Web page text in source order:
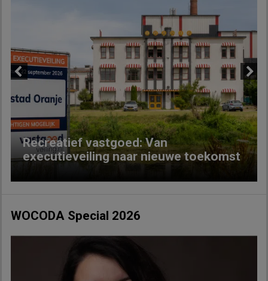
Recreatief vastgoed: Van
executieveiling naar nieuwe toekomst
Next
WOCODA Special 2026